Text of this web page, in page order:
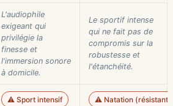
L'audiophile
exigeant qui
privilégie la
finesse et
l'immersion sonore
à domicile.
Le sportif intense
qui ne fait pas de
compromis sur la
robustesse et
l'étanchéité.
⚠️ Sport intensif ⚠️ Natation (résistants